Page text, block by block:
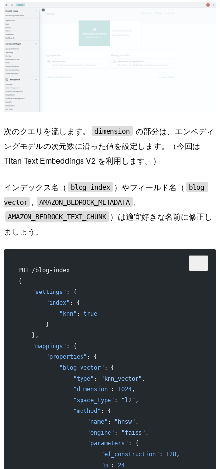
次のクエリを流します。 dimension
の部分は、エンベディ
ングモデルの次元数に沿った値を設定します。（今回は
Titan Text Embeddings V2 を利用します。）
インデックス名（ blog-index ）やフィールド名（
blog-
vector , AMAZON_BEDROCK_METADATA ,
AMAZON_BEDROCK_TEXT_CHUNK
）は適宜好きな名前に修正し
ましょう。
PUT /blog-index
{
    "settings"
: {
        "index"
: {
            "knn"
: true
        }
    },
    "mappings"
: {
        "properties"
: {
            "blog-vector"
: {
                "type"
: "knn_vector" ,
                "dimension"
: 1024,
                "space_type"
: "l2" ,
                "method"
: {
                    "name"
: "hnsw" ,
                    "engine"
: "faiss" ,
                    "parameters"
: {
                        "ef_construction"
: 128,
                        "m"
: 24